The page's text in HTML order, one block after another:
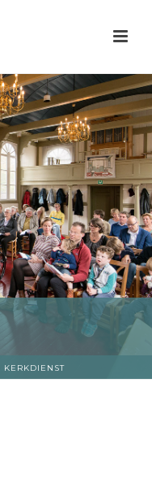
KERKDIENST